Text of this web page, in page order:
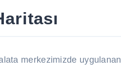
merkezimizde uygulanan